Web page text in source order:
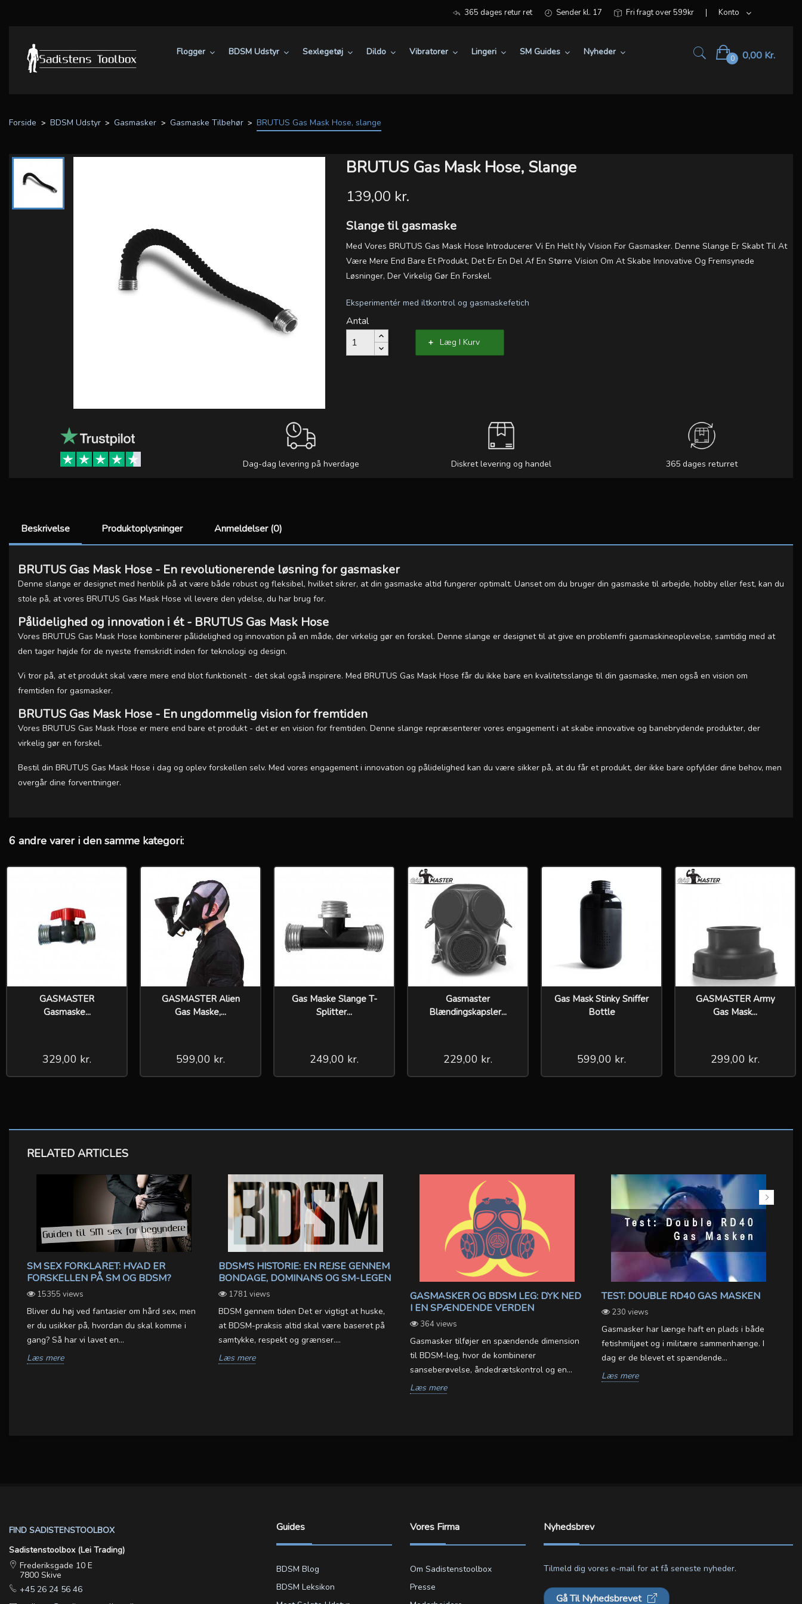
Konto
Fri fragt over 599kr
Sender kl. 17
365 dages retur ret
Flogger BDSM Udstyr Sexlegetøj Dildo Vibratorer Lingeri SM Guides Nyheder
0 0,00 Kr.
Forside BDSM Udstyr Gasmasker Gasmaske Tilbehør BRUTUS Gas Mask Hose, slange
BRUTUS Gas Mask Hose, Slange
139,00 kr.
Slange til gasmaske
Med Vores BRUTUS Gas Mask Hose Introducerer Vi En Helt Ny Vision For Gasmasker. Denne Slange Er Skabt Til At
Være Mere End Bare Et Produkt, Det Er En Del Af En Større Vision Om At Skabe Innovative Og Fremsynede
Løsninger, Der Virkelig Gør En Forskel.
Eksperimentér med iltkontrol og gasmaskefetich
Antal
Læg I Kurv
Dag-dag levering på hverdage Diskret levering og handel 365 dages returret
Beskrivelse Produktoplysninger Anmeldelser (0)
BRUTUS Gas Mask Hose - En revolutionerende løsning for gasmasker
Denne slange er designet med henblik på at være både robust og fleksibel, hvilket sikrer, at din gasmaske altid fungerer optimalt. Uanset om du bruger din gasmaske til arbejde, hobby eller fest, kan du
stole på, at vores BRUTUS Gas Mask Hose vil levere den ydelse, du har brug for.
Pålidelighed og innovation i ét - BRUTUS Gas Mask Hose
Vores BRUTUS Gas Mask Hose kombinerer pålidelighed og innovation på en måde, der virkelig gør en forskel. Denne slange er designet til at give en problemfri gasmaskineoplevelse, samtidig med at
den tager højde for de nyeste fremskridt inden for teknologi og design.
Vi tror på, at et produkt skal være mere end blot funktionelt - det skal også inspirere. Med BRUTUS Gas Mask Hose får du ikke bare en kvalitetsslange til din gasmaske, men også en vision om
fremtiden for gasmasker.
BRUTUS Gas Mask Hose - En ungdommelig vision for fremtiden
Vores BRUTUS Gas Mask Hose er mere end bare et produkt - det er en vision for fremtiden. Denne slange repræsenterer vores engagement i at skabe innovative og banebrydende produkter, der
virkelig gør en forskel.
Bestil din BRUTUS Gas Mask Hose i dag og oplev forskellen selv. Med vores engagement i innovation og pålidelighed kan du være sikker på, at du får et produkt, der ikke bare opfylder dine behov, men
overgår dine forventninger.
6 andre varer i den samme kategori:
GASMASTER
Gasmaske...
329,00 kr.
GASMASTER Alien
Gas Maske,...
599,00 kr.
Gas Maske Slange T-
Splitter...
249,00 kr.
Gasmaster
Blændingskapsler...
229,00 kr.
Gas Mask Stinky Sniffer
Bottle
599,00 kr.
GASMASTER Army
Gas Mask...
299,00 kr.
RELATED ARTICLES
SM SEX FORKLARET: HVAD ER
FORSKELLEN PÅ SM OG BDSM?
15355 views
Bliver du høj ved fantasier om hård sex, men
er du usikker på, hvordan du skal komme i
gang? Så har vi lavet en...
Læs mere
BDSM'S HISTORIE: EN REJSE GENNEM
BONDAGE, DOMINANS OG SM-LEGEN
1781 views
BDSM gennem tiden Det er vigtigt at huske,
at BDSM-praksis altid skal være baseret på
samtykke, respekt og grænser....
Læs mere
GASMASKER OG BDSM LEG: DYK NED
I EN SPÆNDENDE VERDEN
364 views
Gasmasker tilføjer en spændende dimension
til BDSM-leg, hvor de kombinerer
sanseberøvelse, åndedrætskontrol og en...
Læs mere
TEST: DOUBLE RD40 GAS MASKEN
230 views
Gasmasker har længe haft en plads i både
fetishmiljøet og i militære sammenhænge. I
dag er de blevet et spændende...
Læs mere
FIND SADISTENSTOOLBOX
Sadistenstoolbox (Lei Trading)
Frederiksgade 10 E
7800 Skive
+45 26 24 56 46
Guides
BDSM Blog
BDSM Leksikon
Vores Firma
Om Sadistenstoolbox
Presse
Nyhedsbrev
Tilmeld dig vores e-mail for at få seneste nyheder.
Gå Til Nyhedsbrevet